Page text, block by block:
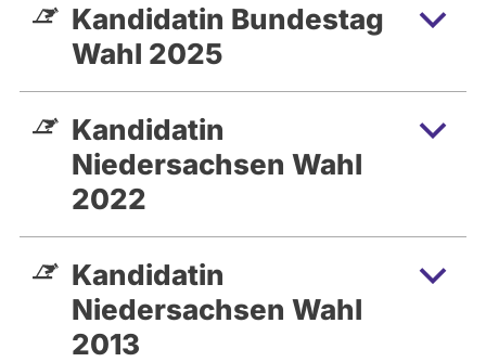
Kandidatin Bundestag
Wahl 2025
Kandidatin
Niedersachsen Wahl
2022
Kandidatin
Niedersachsen Wahl
2013